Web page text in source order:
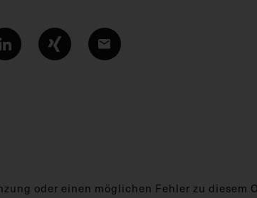
oder einen möglichen Fehler zu diesem